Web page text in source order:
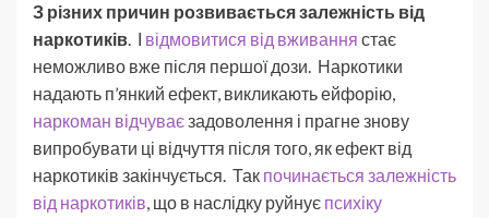
З різних причин розвивається залежність від
наркотиків. І відмовитися від вживання стає
неможливо вже після першої дози. Наркотики
надають п’янкий ефект, викликають ейфорію,
наркоман відчуваєзадоволення і прагне знову
випробувати ці відчуття після того, як ефект від
наркотиків закінчується. Так починається залежність
від наркотиків, що в наслідку руйнує психіку